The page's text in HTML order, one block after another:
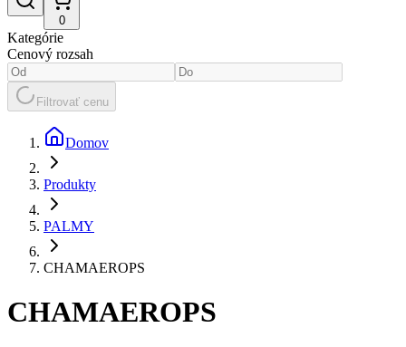
0
Kategórie
Cenový rozsah
Filtrovať cenu
Domov
Produkty
PALMY
CHAMAEROPS
CHAMAEROPS